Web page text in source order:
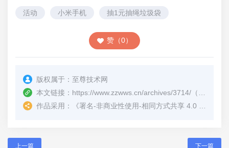
活动 小米手机 抽1元抽绳垃圾袋
赞（0）
版权属于： 至尊技术网
本文链接： https://www.zzwws.cn/archives/3714/ （转载时请注明本文出处及文章链接）
作品采用：
《署名-非商业性使用-相同方式共享 4.0 国际 (CC BY-NC-SA 4.0)
上一篇 下一篇